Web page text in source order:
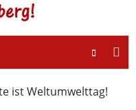
ist Weltumwelttag!